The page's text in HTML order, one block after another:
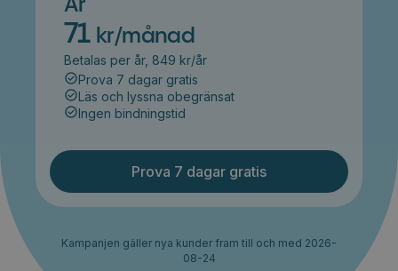
År
71 kr/månad
Betalas per år, 849 kr/år
Prova 7 dagar gratis
Läs och lyssna obegränsat
Ingen bindningstid
Prova 7 dagar gratis
Kampanjen gäller nya kunder fram till och med 2026-
08-24